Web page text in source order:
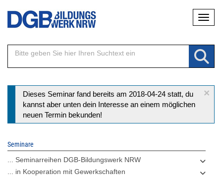
Direkt
Inhalt
×
Statusmeldung
Dieses Seminar fand bereits am 2018-04-24 statt, du
kannst aber unten dein Interesse an einem möglichen
neuen Termin bekunden!
Seminare
... Seminarreihen DGB-Bildungswerk NRW
... in Kooperation mit Gewerkschaften